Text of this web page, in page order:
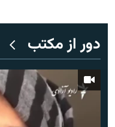
دور از مکتب